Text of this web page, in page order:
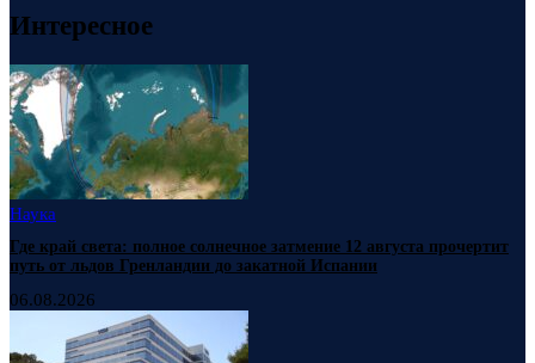
Интересное
Наука
Где край света: полное солнечное затмение 12 августа прочертит
путь от льдов Гренландии до закатной Испании
06.08.2026